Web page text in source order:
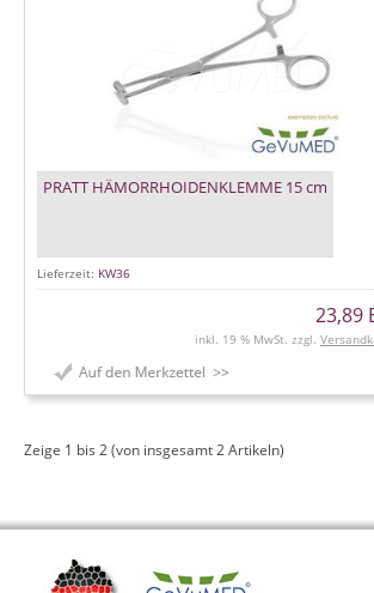
PRATT HÄMORRHOIDENKLEMME 15 cm
Lieferzeit: KW36
23,89
inkl. 19 % MwSt. zzgl.
Zeige 1 bis 2(von insgesamt2Artikeln)